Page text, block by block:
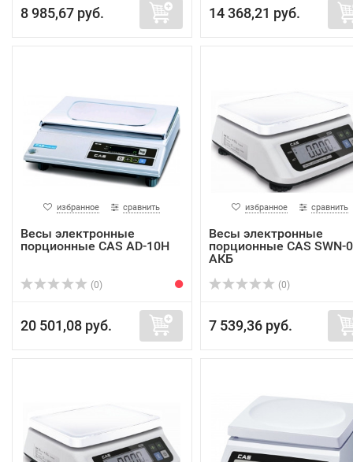
8 985,67 руб. 14 368,21 руб.
избранное сравнить
Весы электронные
порционные CAS AD-10H
(0)
20 501,08 руб.
избранное сравнить
Весы электронные
порционные CAS SWN-
АКБ
(0)
7 539,36 руб.